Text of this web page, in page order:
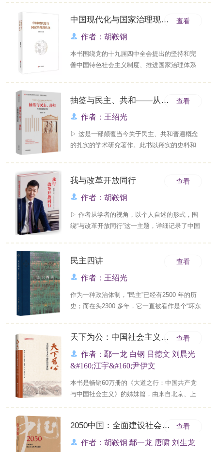
大变局，我国仍处在经济社会发展的战略机遇
期。根据党中央精神，科学确定2025年发展目
目标进行了中长期预测，希望为我国制定2035
年国民经济和社会发展的主要目标提供重要借
中国现代化与国家治理现代化 查看
作者：胡鞍钢
本书围绕党的十九届四中全会提出的坚持和完
善中国特色社会主义制度、推进国家治理体系
从哪里出发，怎样起步，又经历过什么样的发
天，不仅基本实现了工业化，成为世界最大的
工业国、贸易体、技术发明国。...
抽签与民主、共和——从雅典到威尼斯 查看
作者：王绍光
▷ 这是一部颠覆当今关于民主、共和普遍概念
的扎实的学术研究著作。此书以翔实的史料和
是抽选而不是选举。全书各章分别叙述了从雅
的角色，包括运用抽签的原因，抽签过程如何
操作，抽签......
我与改革开放同行 查看
作者：胡鞍钢
▷ 作者从学者的视角，以个人自述的形式，围
绕“与改革开放同行”这一主题，详细记录了中国
想和改革建议，从而发挥其智库作用的过
不难，难的是一辈子写好文章、好著作，当然
最难最难的是几......
民主四讲 查看
作者：王绍光
作为一种政治体制，“民主”已经有2500 年的历
史；而在头2300 多年，它一直被看作是个“坏东
底是什么发生了变化？&#160; &#160; &#160;
本书作者以成熟的西方民主为例，深入浅出地
为我们讲述了......
天下为公：中国社会主义与漫长的21世纪 查看
作者：鄢一龙 白钢 吕德文 刘晨光
&#160;江宇&#160;尹伊文
本书是畅销60万册的《大道之行：中国共产党
与中国社会主义》的姊妹篇，由来自北京、上
中西的学术视野、真挚朴实的人民情怀、强烈
的问题意识，从社会主义文明的核心品质、社
2050中国：全面建设社会主义现代化强国 查看
作者：胡鞍钢 鄢一龙 唐啸 刘生龙